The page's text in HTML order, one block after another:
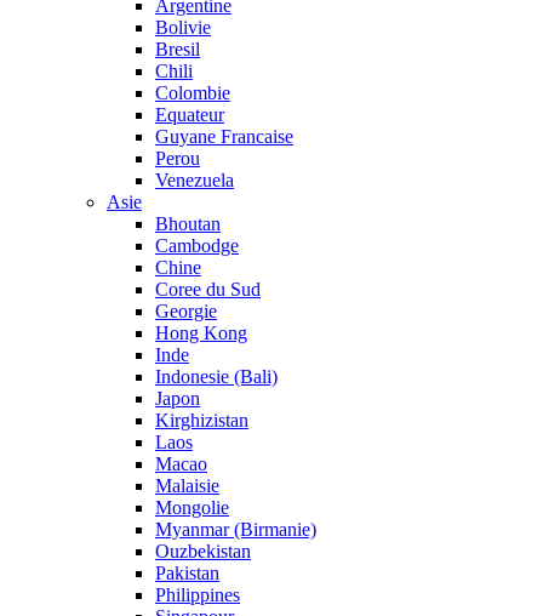
Argentine
Bolivie
Bresil
Chili
Colombie
Equateur
Guyane Francaise
Perou
Venezuela
Asie
Bhoutan
Cambodge
Chine
Coree du Sud
Georgie
Hong Kong
Inde
Indonesie (Bali)
Japon
Kirghizistan
Laos
Macao
Malaisie
Mongolie
Myanmar (Birmanie)
Ouzbekistan
Pakistan
Philippines